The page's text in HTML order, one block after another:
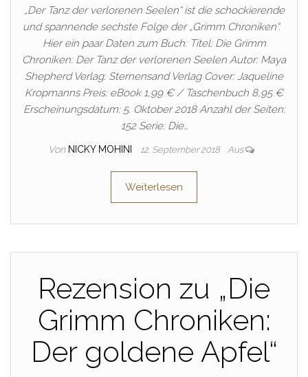
„Der Tanz der verlorenen Seelen“ ist die schockierende
und spannende sechste Folge der „Grimm Chroniken“.
Hier ein paar Daten zum Buch: Titel: Die Grimm
Chroniken: Der Tanz der verlorenen Seelen Autor: Maya
Shepherd Verlag: Sternensand Verlag Cover: Jaqueline
Kropmanns Preis: eBook 1,99 € / Taschenbuch 8,95 €
Erscheinungsdatum: 5. Oktober 2018 Anzahl der Seiten:
152 Serie: Die…
Von NICKY MOHINI 12. September 2018 Aus
Weiterlesen
Rezension zu „Die
Grimm Chroniken:
Der goldene Apfel“